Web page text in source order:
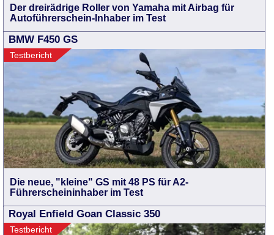
Der dreirädrige Roller von Yamaha mit Airbag für
Autoführerschein-Inhaber im Test
BMW F450 GS
Testbericht
Die neue, "kleine" GS mit 48 PS für A2-
Führerscheininhaber im Test
Royal Enfield Goan Classic 350
Testbericht